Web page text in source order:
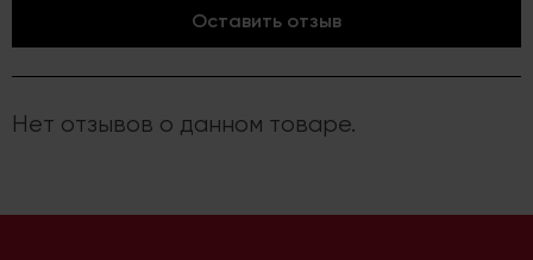
Оставить отзыв
Нет отзывов о данном товаре.